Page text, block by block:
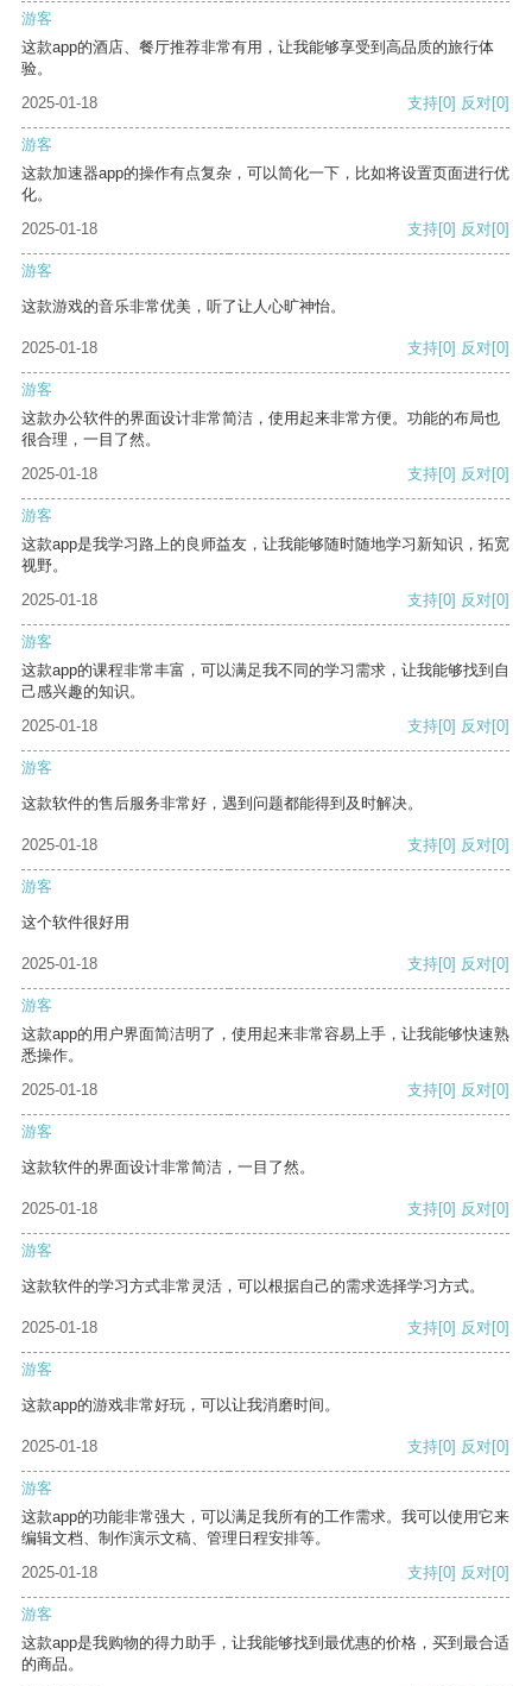
游客
这款app的酒店、餐厅推荐非常有用，让我能够享受到高品质的旅行体
验。
2025-01-18
支持[0] 反对[0]
游客
这款加速器app的操作有点复杂，可以简化一下，比如将设置页面进行优
化。
2025-01-18
支持[0] 反对[0]
游客
这款游戏的音乐非常优美，听了让人心旷神怡。
2025-01-18 支持[0] 反对[0]
游客
这款办公软件的界面设计非常简洁，使用起来非常方便。功能的布局也
很合理，一目了然。
2025-01-18
支持[0] 反对[0]
游客
这款app是我学习路上的良师益友，让我能够随时随地学习新知识，拓宽
视野。
2025-01-18
支持[0] 反对[0]
游客
这款app的课程非常丰富，可以满足我不同的学习需求，让我能够找到自
己感兴趣的知识。
2025-01-18
支持[0] 反对[0]
游客
这款软件的售后服务非常好，遇到问题都能得到及时解决。
2025-01-18 支持[0] 反对[0]
游客
这个软件很好用
2025-01-18 支持[0] 反对[0]
游客
这款app的用户界面简洁明了，使用起来非常容易上手，让我能够快速熟
悉操作。
2025-01-18
支持[0] 反对[0]
游客
这款软件的界面设计非常简洁，一目了然。
2025-01-18 支持[0] 反对[0]
游客
这款软件的学习方式非常灵活，可以根据自己的需求选择学习方式。
2025-01-18 支持[0] 反对[0]
游客
这款app的游戏非常好玩，可以让我消磨时间。
2025-01-18 支持[0] 反对[0]
游客
这款app的功能非常强大，可以满足我所有的工作需求。我可以使用它来
编辑文档、制作演示文稿、管理日程安排等。
2025-01-18
支持[0] 反对[0]
游客
这款app是我购物的得力助手，让我能够找到最优惠的价格，买到最合适
的商品。